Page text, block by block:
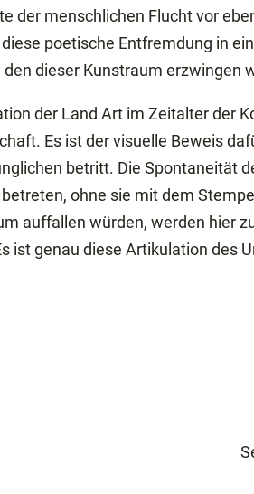
der menschlichen Flucht vor
poetische Entfremdung in
dieser Kunstraum erzwingen
der Land Art im Zeitalter der
Es ist der visuelle Beweis
betritt. Die Spontaneität
ohne sie mit dem
auffallen würden, werden hier
ist genau diese Artikulation des